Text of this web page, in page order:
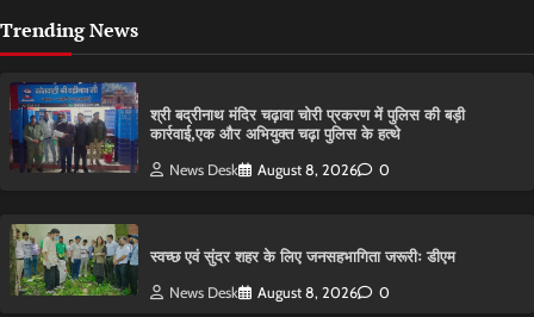
Trending News
श्री बद्रीनाथ मंदिर चढ़ावा चोरी प्रकरण में पुलिस की बड़ी
कार्रवाई,एक और अभियुक्त चढ़ा पुलिस के हत्थे
News Desk August 8, 2026 0
स्वच्छ एवं सुंदर शहर के लिए जनसहभागिता जरूरीः डीएम
News Desk August 8, 2026 0